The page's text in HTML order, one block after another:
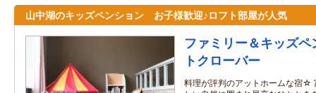
山中湖のキッズペンション お子様歓迎♪ロフト部屋が人気
ファミリー＆キッズ
トクローバー
料理が評判のアットホームな宿☆